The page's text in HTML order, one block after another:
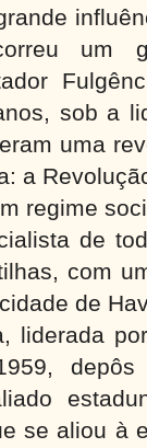
um
sob a
uma
a
regime
de
com
de
liderada
se aliou à